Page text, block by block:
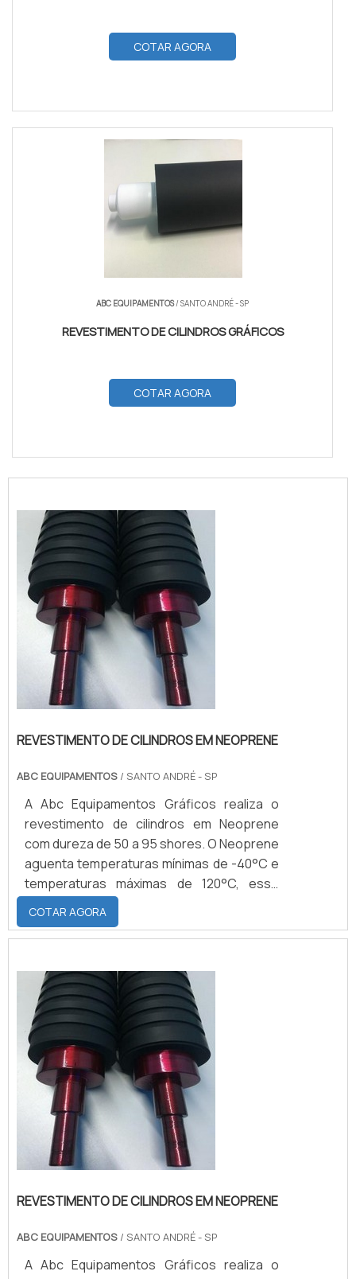
COTAR AGORA
ABC EQUIPAMENTOS/ SANTO ANDRÉ - SP
REVESTIMENTO DE CILINDROS GRÁFICOS
COTAR AGORA
REVESTIMENTO DE CILINDROS EM NEOPRENE
ABC EQUIPAMENTOS / SANTO ANDRÉ - SP
A Abc Equipamentos Gráficos realiza o
revestimento de cilindros em Neoprene
com dureza de 50 a 95 shores. O Neoprene
aguenta temperaturas mínimas de -40°C e
temperaturas máximas de 120°C, esse
elastômero também possui como
característica uma excelente aderência a
metais, uma boa resistência ao
perante compressão, permeabilidade aos
gases e resiliência. Também possui muito
boa resistência dielétrica.BE...
COTAR AGORA
REVESTIMENTO DE CILINDROS EM NEOPRENE
ABC EQUIPAMENTOS / SANTO ANDRÉ - SP
A Abc Equipamentos Gráficos realiza o